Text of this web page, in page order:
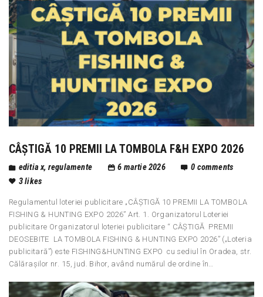
CÂȘTIGĂ 10 PREMII LA TOMBOLA F&H EXPO 2026
editia x, regulamente 6 martie 2026 0 comments
3likes
Regulamentul loteriei publicitare „CÂȘTIGĂ 10 PREMII LA TOMBOLA
FISHING & HUNTING EXPO 2026” Art. 1. Organizatorul Loteriei
publicitare Organizatorul loteriei publicitare “ CÂȘTIGĂ PREMII
DEOSEBITE LA TOMBOLA FISHING & HUNTING EXPO 2026” („Loteria
publicitară”) este FISHING&HUNTING EXPO cu sediul în Oradea, str.
Călărașilor nr. 15, jud. Bihor, având numărul de ordine în…